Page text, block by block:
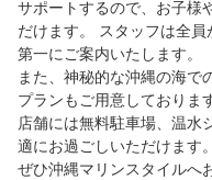
サポートするので、お子様
だけます。 スタッフは全
第一にご案内いたします。
また、神秘的な沖縄の海で
プランもご用意しておりま
店舗には無料駐車場、温水
適にお過ごしいただけます
ぜひ沖縄マリンスタイルへ